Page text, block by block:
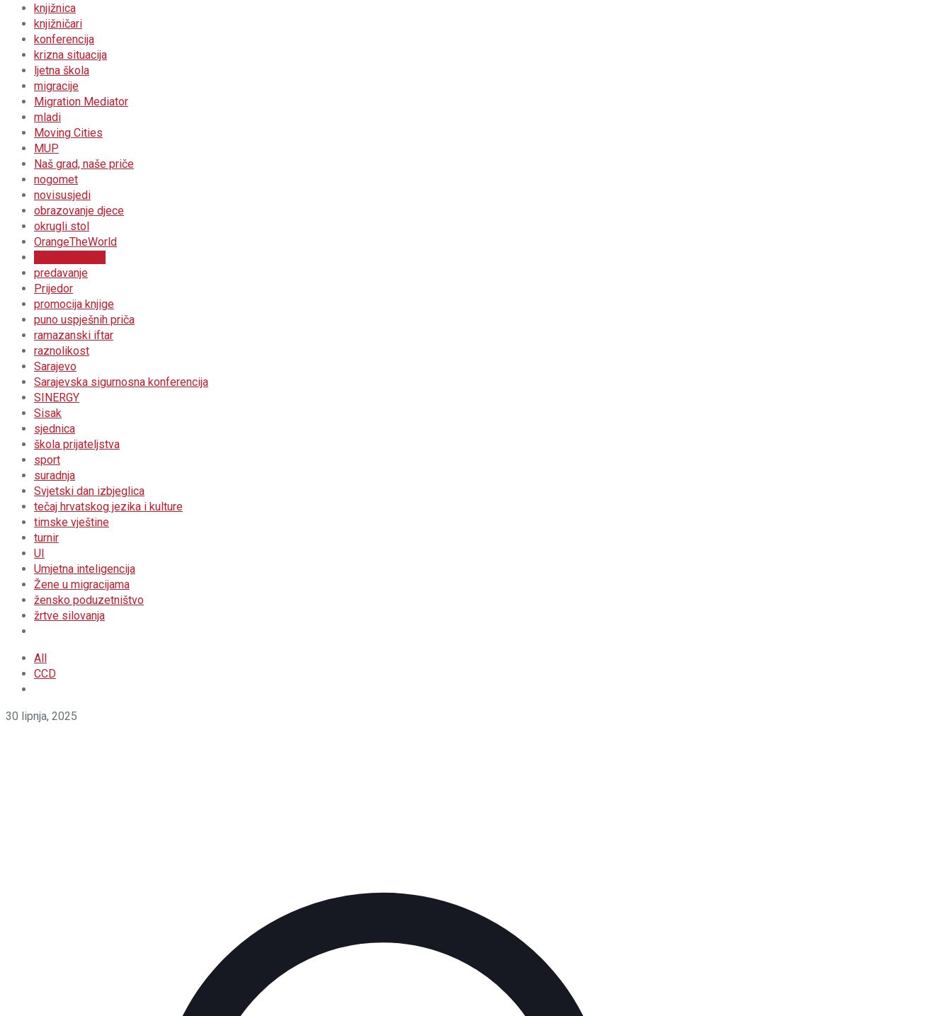
knjižnica
knjižničari
konferencija
krizna situacija
ljetna škola
migracije
Migration Mediator
mladi
Moving Cities
MUP
Naš grad, naše priče
nogomet
novisusjedi
obrazovanje djece
okrugli stol
OrangeTheWorld
predavanje
Prijedor
promocija knjige
puno uspješnih priča
ramazanski iftar
raznolikost
Sarajevo
Sarajevska sigurnosna konferencija
SINERGY
Sisak
sjednica
škola prijateljstva
sport
suradnja
Svjetski dan izbjeglica
tečaj hrvatskog jezika i kulture
timske vještine
turnir
UI
Umjetna inteligencija
Žene u migracijama
žensko poduzetništvo
žrtve silovanja
All
CCD
30 lipnja, 2025